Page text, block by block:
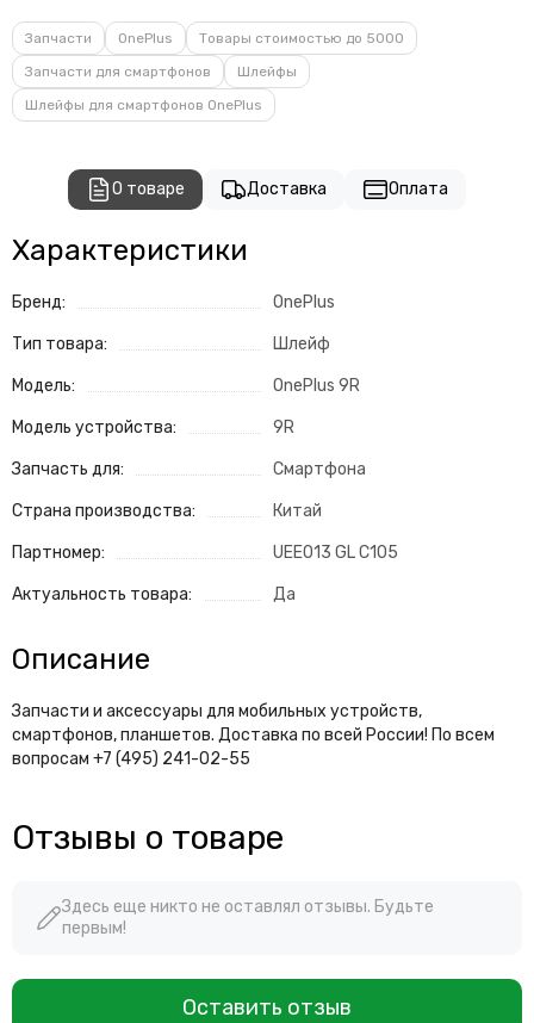
Запчасти OnePlus
Товары стоимостью до 5000
Запчасти для смартфонов
Шлейфы
Шлейфы для смартфонов OnePlus
О товаре Доставка Оплата
Характеристики
Бренд: OnePlus
Тип товара: Шлейф
Модель: OnePlus 9R
Модель устройства: 9R
Запчасть для: Смартфона
Страна производства: Китай
Партномер: UEE013 GL C105
Актуальность товара: Да
Описание
Запчасти и аксессуары для мобильных устройств,
смартфонов, планшетов. Доставка по всей России! По всем
вопросам +7 (495) 241-02-55
Отзывы о товаре
Здесь еще никто не оставлял отзывы. Будьте
первым!
Оставить отзыв